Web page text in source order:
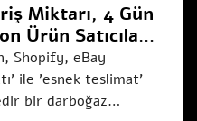
Miktarı, 4 Gün
Ürün Satıcıları
Shopify, eBay
ile 'esnek teslimat'
bir darboğaz